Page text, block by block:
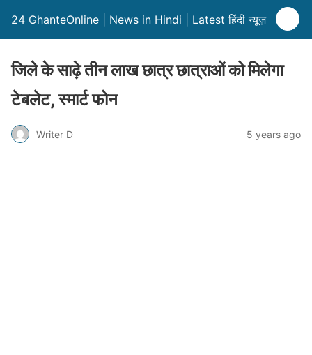
24 GhanteOnline | News in Hindi | Latest हिंदी न्यूज़
जिले के साढ़े तीन लाख छात्र छात्राओं को मिलेगा
टेबलेट, स्मार्ट फोन
Writer D 5 years ago